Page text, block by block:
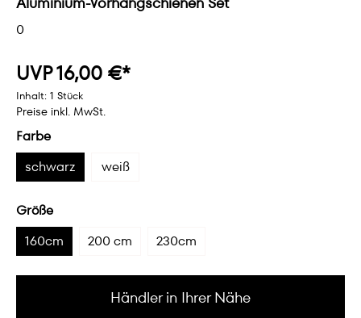
0
UVP 16,00 €*
Inhalt: 1 Stück
Preise inkl. MwSt.
Farbe
schwarz
weiß
Größe
160cm
200 cm 230cm
Händler in Ihrer Nähe